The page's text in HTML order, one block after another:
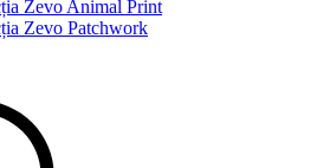
Zevo Animal Print
Zevo Patchwork